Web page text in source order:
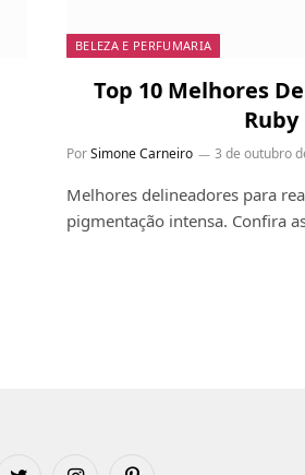
BELEZA E PERFUMARIA
Top 10 Melhores
Ruby
PorSimone Carneiro 3 de outubro
Melhores delineadores para
pigmentação intensa. Confira